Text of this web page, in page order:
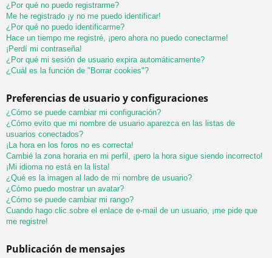
s
¿Por qué no puedo registrarme?
Me he registrado ¡y no me puedo identificar!
¿Por qué no puedo identificarme?
Hace un tiempo me registré, ¡pero ahora no puedo conectarme!
¡Perdí mi contraseña!
¿Por qué mi sesión de usuario expira automáticamente?
¿Cuál es la función de "Borrar cookies"?
Preferencias de usuario y configuraciones
¿Cómo se puede cambiar mi configuración?
¿Cómo evito que mi nombre de usuario aparezca en las listas de
usuarios conectados?
¡La hora en los foros no es correcta!
Cambié la zona horaria en mi perfil, ¡pero la hora sigue siendo incorrecto!
¡Mi idioma no está en la lista!
¿Qué es la imagen al lado de mi nombre de usuario?
¿Cómo puedo mostrar un avatar?
¿Cómo se puede cambiar mi rango?
Cuando hago clic sobre el enlace de e-mail de un usuario, ¡me pide que
me registre!
Publicación de mensajes